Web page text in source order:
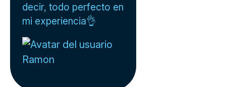
decir, todo perfecto en
mi experiencia👌
Ramon